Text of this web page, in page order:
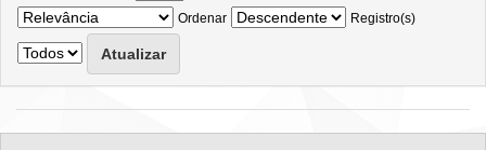
Ordenar
Registro(s)